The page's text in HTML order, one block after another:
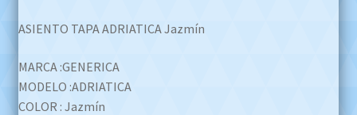
ASIENTO TAPA ADRIATICA Jazmín
MARCA :GENERICA
MODELO :ADRIATICA
COLOR : Jazmín